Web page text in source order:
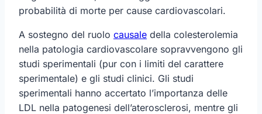
probabilità di morte per cause cardiovascolari.
A sostegno del ruolo causale della colesterolemia
nella patologia cardiovascolare sopravvengono gli
studi sperimentali (pur con i limiti del carattere
sperimentale) e gli studi clinici. Gli studi
sperimentali hanno accertato l’importanza delle
LDL nella patogenesi dell’aterosclerosi, mentre gli